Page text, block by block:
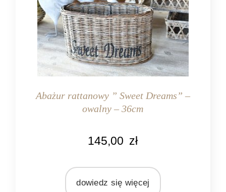
Abażur rattanowy ” Sweet Dreams” –
owalny – 36cm
145,00 zł
dowiedz się więcej